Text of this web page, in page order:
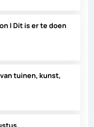
| Dit is er te doen
tuinen, kunst,